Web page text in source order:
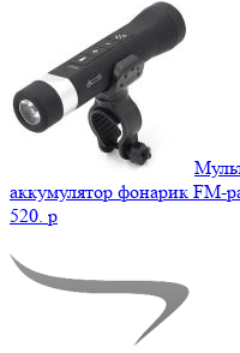
аккумулятор фонарик FM-
520. p